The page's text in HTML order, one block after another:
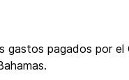
pagados por el